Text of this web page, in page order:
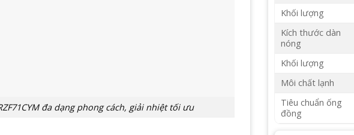
đa dạng phong cách, giải nhiệt tối ưu
Khối lượng
Kích thước dàn
nóng
Khối lượng
Môi chất lạnh
Tiêu chuẩn ống
đồng